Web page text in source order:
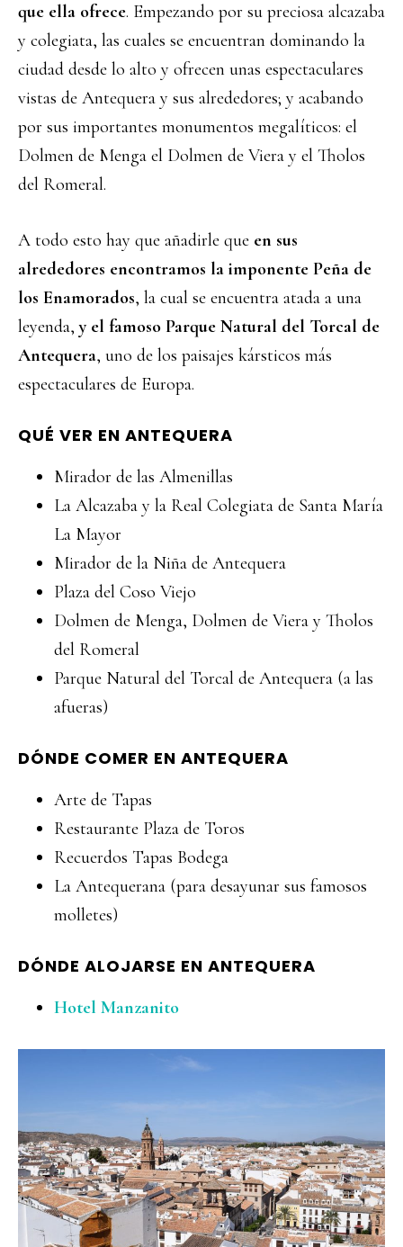
que ella ofrece. Empezando por su preciosa alcazaba
y colegiata, las cuales se encuentran dominando la
ciudad desde lo alto y ofrecen unas espectaculares
vistas de Antequera y sus alrededores; y acabando
por sus importantes monumentos megalíticos: el
Dolmen de Menga el Dolmen de Viera y el Tholos
del Romeral.
A todo esto hay que añadirle que en sus
alrededores encontramos la imponente Peña de
los Enamorados, la cual se encuentra atada a una
leyenda,y el famoso Parque Natural del Torcal de
Antequera, uno de los paisajes kársticos más
espectaculares de Europa.
QUÉ VER EN ANTEQUERA
Mirador de las Almenillas
La Alcazaba y la Real Colegiata de Santa María
La Mayor
Mirador de la Niña de Antequera
Plaza del Coso Viejo
Dolmen de Menga, Dolmen de Viera y Tholos
del Romeral
Parque Natural del Torcal de Antequera (a las
afueras)
DÓNDE COMER EN ANTEQUERA
Arte de Tapas
Restaurante Plaza de Toros
Recuerdos Tapas Bodega
La Antequerana (para desayunar sus famosos
molletes)
DÓNDE ALOJARSE EN ANTEQUERA
Hotel Manzanito